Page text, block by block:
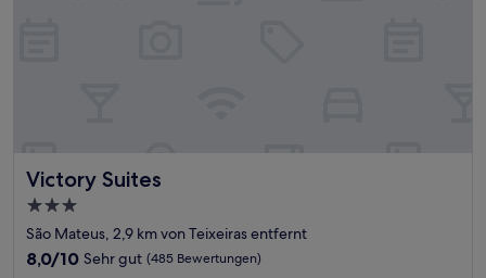
Victory Suites
Victory Suites
3.0-
Sterne-
Unterkunft
São Mateus, 2,9 km von Teixeiras entfernt
8.0
8,0/10 Sehr gut (485 Bewertungen)